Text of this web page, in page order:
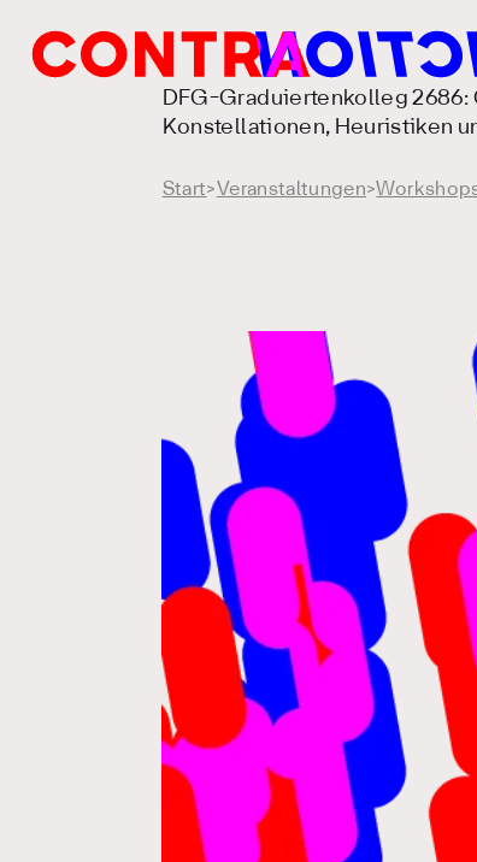
DFG-Graduiertenkolleg
Konstellationen, Heuristiken
Start> Veranstaltungen>